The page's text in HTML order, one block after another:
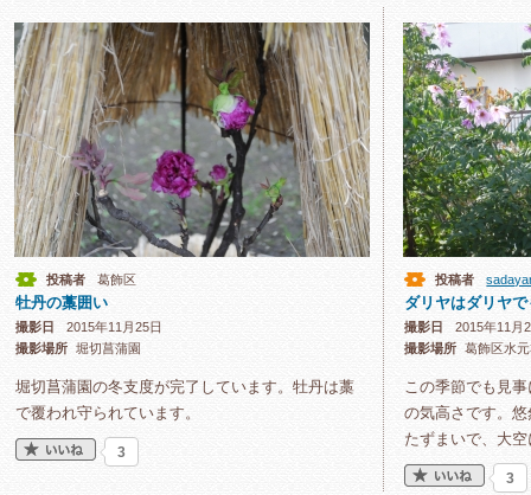
投稿者 葛飾区
牡丹の藁囲い
撮影日
2015年11月25日
撮影場所 堀切菖蒲園
堀切菖蒲園の冬支度が完了しています。牡丹は藁
で覆われ守られています。
3
投稿者
ダリヤはダリヤ
撮影日
2015年11月
撮影場所
葛飾区水
この季節でも見
の気高さです。
たずまいで、大
3